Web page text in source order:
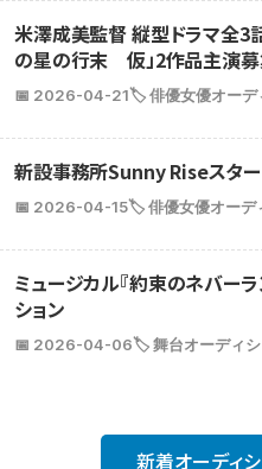
米澤成美監督 縦型ドラマ全3
の星の行末 仮」2作品主演
📅 2026-04-21🏷️ 俳優女優オーデ
新設事務所Sunny Riseスター
📅 2026-04-15🏷️ 俳優女優オーデ
ミュージカル『約束のネバー
ション
📅 2026-04-06🏷️ 舞台オーディ
新着オーディ